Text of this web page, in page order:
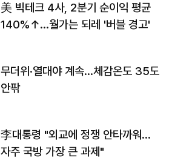
美 빅테크 4사, 2분기 순이익 평균
140%↑…월가는 되레 '버블 경고'
무더위·열대야 계속…체감온도 35도
안팎
李대통령 "외교에 정쟁 안타까워…
자주 국방 가장 큰 과제"